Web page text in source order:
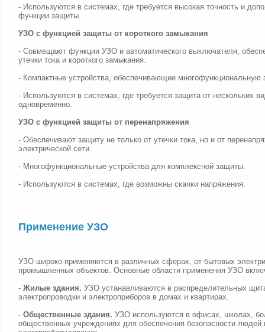
- Используются в системах, где требуется высокая точность и
функции защиты.
УЗО с функцией защиты от короткого замыкания
- Совмещают функции УЗО и автоматического выключателя,
утечки тока и короткого замыкания.
- Компактные устройства, обеспечивающие многофункциональную
- Используются в системах, где требуется защита от нескольких
одновременно.
УЗО с функцией защиты от перенапряжения
- Обеспечивают защиту не только от утечки тока, но и от
электрической сети.
- Многофункциональные устройства для комплексной защиты.
- Используются в системах, где возможны скачки напряжения.
Применение УЗО
УЗО широко применяются в различных сферах, от бытовых
промышленных объектов. Основные области применения УЗО
- Жилые здания. УЗО устанавливаются в распределительных
электропроводки и электроприборов в домах и квартирах.
- Общественные здания. УЗО используются в офисах, школах,
общественных учреждениях для обеспечения безопасности людей